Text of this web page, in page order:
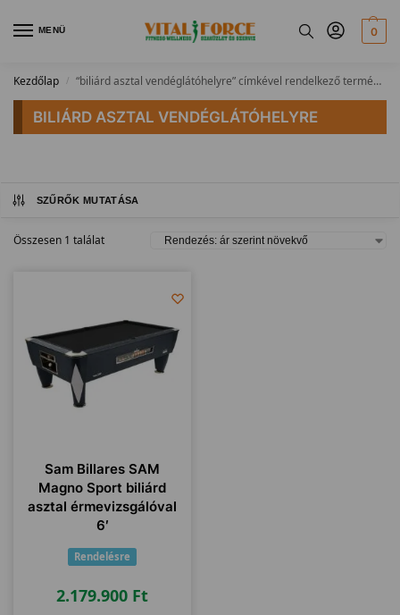
MENÜ 0
Kezdőlap / “biliárd asztal vendéglátóhelyre” címkével rendelkező termékek
BILIÁRD ASZTAL VENDÉGLÁTÓHELYRE
SZŰRŐK MUTATÁSA
Összesen 1 találat
Sam Billares SAM
Magno Sport biliárd
asztal érmevizsgálóval
6′
Rendelésre
2.179.900 Ft